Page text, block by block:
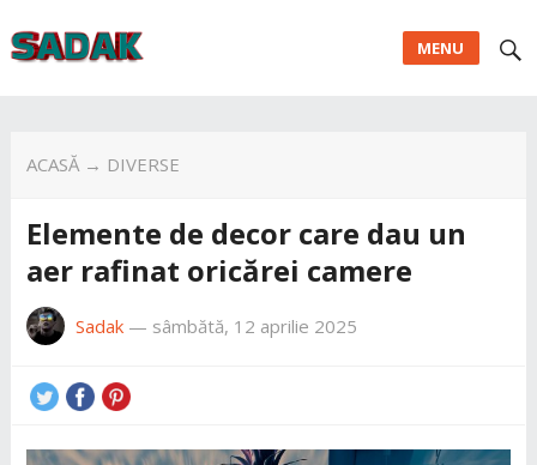
MENU
ACASĂ→ DIVERSE
Elemente de decor care dau un
aer rafinat oricărei camere
Sadak— sâmbătă, 12 aprilie 2025